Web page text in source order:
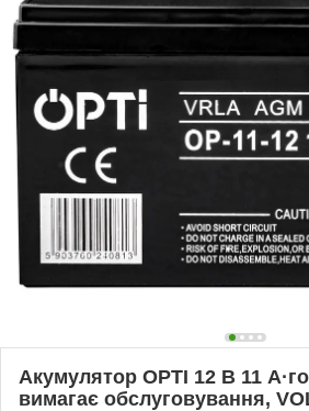
Акумулятор OPTI 12 В 11
вимагає обслуговування,